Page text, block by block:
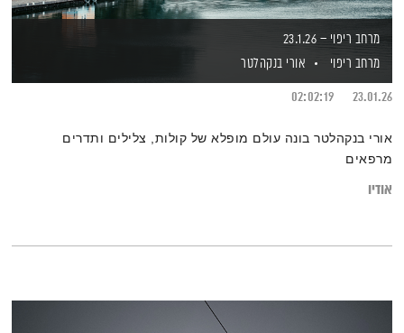
מרחב ריפוי – 23.1.26
מרחב ריפוי
אורי בנקהלטר
23.01.26
02:02:19
אורי בנקהלטר בונה עולם מופלא של קולות, צלילים ותדרים
מרפאים
אודיו